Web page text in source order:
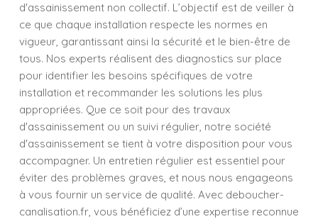
d'assainissement non collectif. L’objectif est de veiller à
ce que chaque installation respecte les normes en
vigueur, garantissant ainsi la sécurité et le bien-être de
tous. Nos experts réalisent des diagnostics sur place
pour identifier les besoins spécifiques de votre
installation et recommander les solutions les plus
appropriées. Que ce soit pour des travaux
d'assainissement ou un suivi régulier, notre société
d'assainissement se tient à votre disposition pour vous
accompagner. Un entretien régulier est essentiel pour
éviter des problèmes graves, et nous nous engageons
à vous fournir un service de qualité. Avec deboucher-
canalisation.fr, vous bénéficiez d’une expertise reconnue